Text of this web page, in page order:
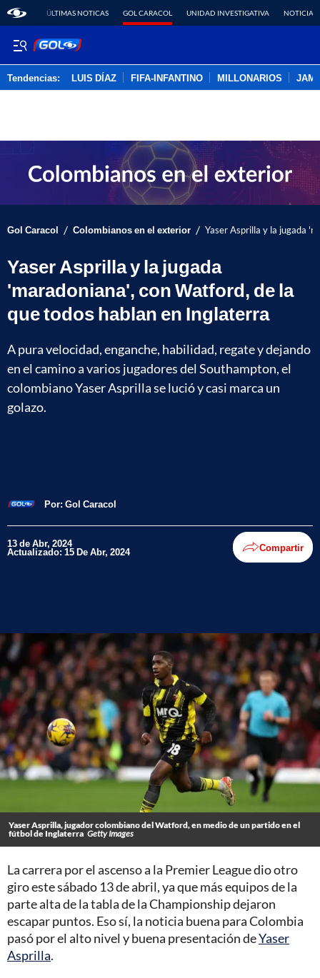
ÚLTIMAS NOTICAS GOL CARACOL UNIDAD INVESTIGATIVA NOTICIAS
Tendencias: LUIS DÍAZ FIFA-INFANTINO MILLONARIOS
Gol Caracol / Colombianos en el exterior / Yaser Asprilla y la jugada
Yaser Asprilla y la jugada
'maradoniana', con Watford, de la
que todos hablan en Inglaterra
A pura velocidad, enganche, habilidad, regate y dejando
en el camino a varios jugadores del Southampton, el
colombiano Yaser Asprilla se lució y casi marca un
golazo.
Por: Gol Caracol
13 de Abr, 2024
Actualizado: 15 De Abr, 2024 Compartir
Yaser Asprilla, jugador colombiano del Watford, en medio de un partido en el
fútbol de Inglaterra Getty Images
La carrera por el ascenso a la Premier League dio otro
giro este sábado 13 de abril, ya que más equipos de la
parte alta de la tabla de la Championship dejaron
escapar puntos. Eso sí, la noticia buena para Colombia
pasó por el alto nivel y buena presentación deYaser
Asprilla.